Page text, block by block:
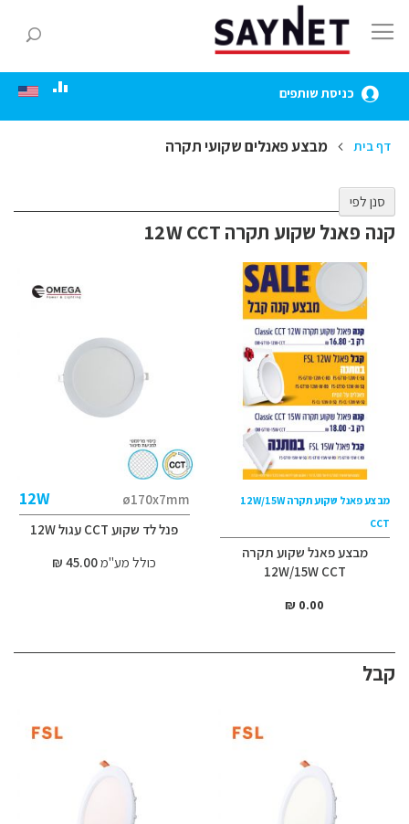
to
Content
כניסת שותפים
דף בית מבצע פאנלים שקועי תקרה
קנה פאנל שקוע תקרה 12W CCT
מבצע פאנל שקוע תקרה 12W/15W
CCT
מבצע פאנל שקוע תקרה
12W/15W CCT
0.00 ₪
ø170x7mm
12W
פנל לד שקוע CCT עגול 12W
כולל מע"מ45.00 ₪
קבל
סנן לפי